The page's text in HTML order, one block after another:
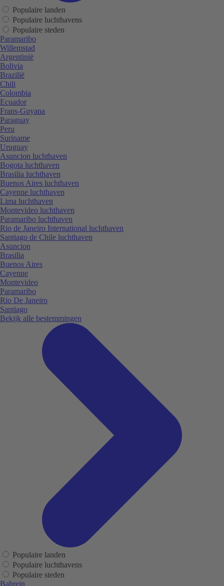
Populaire landen
Populaire luchthavens
Populaire steden
Paramaribo
Willemstad
Argentinië
Bolivia
Brazilië
Chili
Colombia
Ecuador
Frans-Guyana
Paraguay
Peru
Suriname
Uruguay
Asuncion luchthaven
Bogota luchthaven
Brasilia luchthaven
Buenos Aires luchthaven
Cayenne luchthaven
Lima luchthaven
Montevideo luchthaven
Paramaribo luchthaven
Rio de Janeiro International luchthaven
Santiago de Chile luchthaven
Asuncion
Brasilia
Buenos Aires
Cayenne
Montevideo
Paramaribo
Rio De Janeiro
Santiago
Bekijk alle bestemmingen
Populaire landen
Populaire luchthavens
Populaire steden
Bahrein